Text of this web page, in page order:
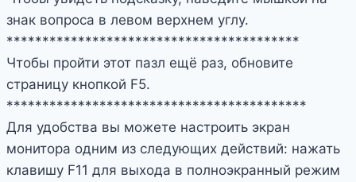
знак вопроса в левом верхнем углу.
*****************************************
Чтобы пройти этот пазл ещё раз, обновите
страницу кнопкой F5.
******************************************
Для удобства вы можете настроить экран
монитора одним из следующих действий: нажать
клавишу F11 для выхода в полноэкранный режим